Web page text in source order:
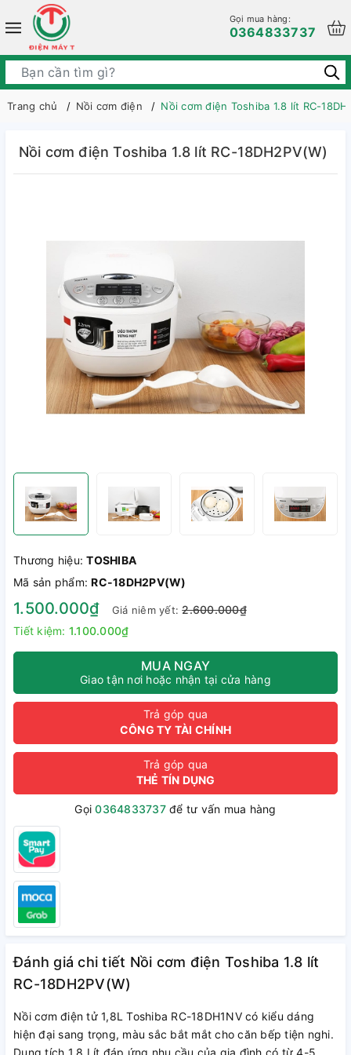
Gọi mua hàng:
0364833737
Trang chủ Nồi cơm điện Nồi cơm điện Toshiba 1.8 lít RC-
Nồi cơm điện Toshiba 1.8 lít RC-18DH2PV(W)
Thương hiệu:TOSHIBA
Mã sản phẩm:RC-18DH2PV(W)
1.500.000₫ Giá niêm yết:2.600.000₫
Tiết kiệm: 1.100.000₫
MUA NGAY
Giao tận nơi hoặc nhận tại cửa hàng
Trả góp qua
CÔNG TY TÀI CHÍNH
Trả góp qua
THẺ TÍN DỤNG
Gọi0364833737để tư vấn mua hàng
Đánh giá chi tiết Nồi cơm điện Toshiba 1.8 lít
RC-18DH2PV(W)
Nồi cơm điện tử 1,8L Toshiba RC-18DH1NV có kiểu dáng
hiện đại sang trọng, màu sắc bắt mắt cho căn bếp tiện nghi.
Dung tích 1.8 Lít đáp ứng nhu cầu của gia đình có từ 4-5